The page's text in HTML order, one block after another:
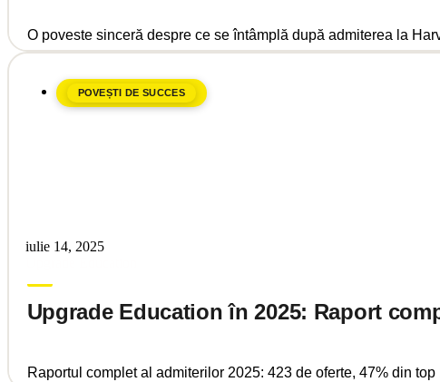
O poveste sinceră despre ce se întâmplă după admiterea la
POVEȘTI DE SUCCES
iulie 14, 2025
Upgrade Education în 2025: Raport
Raportul complet al admiterilor 2025: 423 de oferte, 47% din